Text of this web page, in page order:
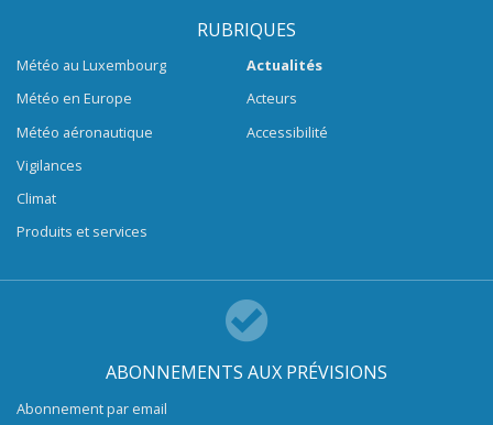
RUBRIQUES
Météo au Luxembourg
Météo en Europe
Météo aéronautique
Vigilances
Climat
Produits et services
Actualités
Acteurs
Accessibilité
ABONNEMENTS AUX PRÉVISIONS
Abonnement par email